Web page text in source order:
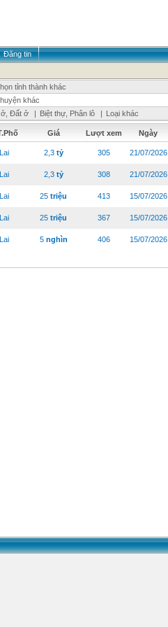
Đăng tin
tỉnh thành khác
khác
ở, Đất ở | Biệt thự, Phân lô | Loại khác
Giá Lượt xem
Ngày
2,3 tỷ 305 21/07/2026
2,3 tỷ 308 21/07/2026
25 triệu 413 15/07/2026
25 triệu 367 15/07/2026
5 nghìn 406 15/07/2026